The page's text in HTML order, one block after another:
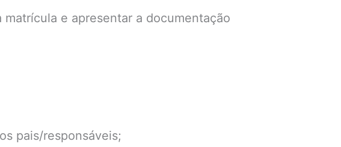
e apresentar a documentação
pais/responsáveis;